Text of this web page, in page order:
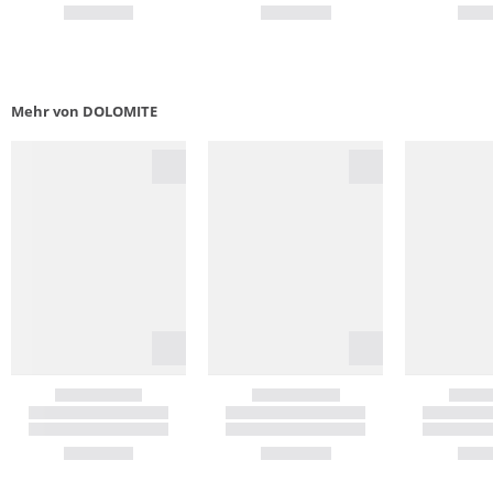
Mehr von DOLOMITE